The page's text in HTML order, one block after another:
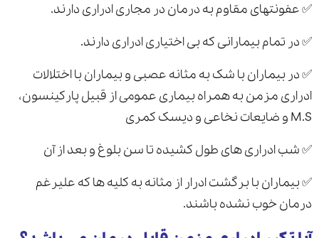
✅ عفونتهای مقاوم به درمان در مجاری ادراری دارند.
✅ در تمام بیمارانی که بی اختیاری ادراری دارند.
✅ در بیماران با شک به مثانه عصبی و بیماران با اختلالات
ادراری مزمن به همراه بیماری عمومی از قبیل پارکینسون،‌
M.S و ضایعات نخاعی و دیسک کمری
✅ شب ادراری های طول کشیده تا سن بلوغ و بعد از آن
✅ بیماران با برگشت ادرار از مثانه به کلیه ها که علیرغم
درمان خوب نشده باشند.